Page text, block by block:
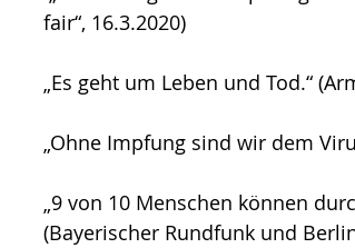
fair“, 16.3.2020)
„Es geht um Leben und Tod.“
„Ohne Impfung sind wir dem
„9 von 10 Menschen können
(Bayerischer Rundfunk und